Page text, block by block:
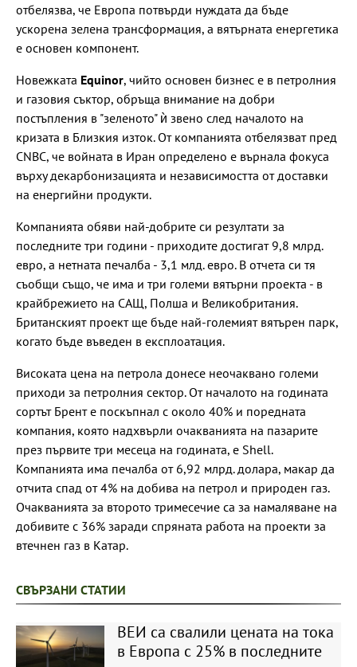
отбелязва, че Европа потвърди нуждата да бъде
ускорена зелена трансформация, а вятърната енергетика
е основен компонент.
Новежката Equinor, чийто основен бизнес е в петролния
и газовия съктор, обръща внимание на добри
постъпления в "зеленото" ѝ звено след началото на
кризата в Близкия изток. От компанията отбелязват пред
CNBC, че войната в Иран определено е върнала фокуса
върху декарбонизацията и независимостта от доставки
на енергийни продукти.
Компанията обяви най-добрите си резултати за
последните три години - приходите достигат 9,8 млрд.
евро, а нетната печалба - 3,1 млд. евро. В отчета си тя
съобщи също, че има и три големи вятърни проекта - в
крайбрежието на САЩ, Полша и Великобритания.
Британският проект ще бъде най-големият вятърен парк,
когато бъде въведен в експлоатация.
Високата цена на петрола донесе неочаквано големи
приходи за петролния сектор. От началото на годината
сортът Брент е поскъпнал с около 40% и поредната
компания, която надхвърли очакванията на пазарите
през първите три месеца на годината, е Shell.
Компанията има печалба от 6,92 млрд. долара, макар да
отчита спад от 4% на добива на петрол и природен газ.
Очакванията за второто тримесечие са за намаляване на
добивите с 36% заради спряната работа на проекти за
втечнен газ в Катар.
СВЪРЗАНИ СТАТИИ
ВЕИ са свалили цената на тока
в Европа с 25% в последните